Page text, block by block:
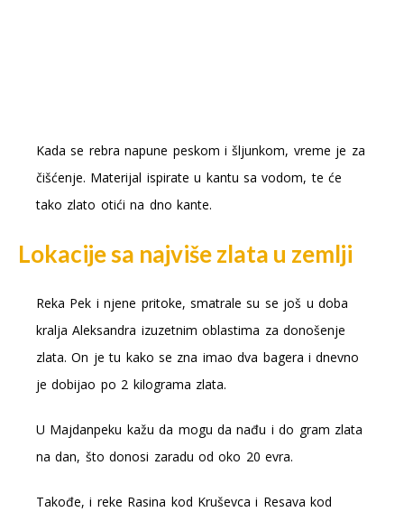
Kada se rebra napune peskom i šljunkom, vreme je za
čišćenje. Materijal ispirate u kantu sa vodom, te će
tako zlato otići na dno kante.
Lokacije sa najviše zlata u zemlji
Reka Pek i njene pritoke, smatrale su se još u doba
kralja Aleksandra izuzetnim oblastima za donošenje
zlata. On je tu kako se zna imao dva bagera i dnevno
je dobijao po 2 kilograma zlata.
U Majdanpeku kažu da mogu da nađu i do gram zlata
na dan, što donosi zaradu od oko 20 evra.
Takođe, i reke Rasina kod Kruševca i Resava kod